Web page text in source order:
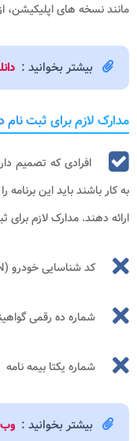
مانند نسخه های اپلیکیشن،
بیشتر بخوانید :
مدارک لازم برای ثبت
افرادی که تصمیم
به کار باشند باید این برنامه
ارائه دهند. مدارک لازم برای
کد شناسایی خودرو (VIN) که بر روی کارت ماشین درج شده
شماره ده رقمی
شماره یکتا بیمه‌ نامه
بیشتر بخوانید : وب